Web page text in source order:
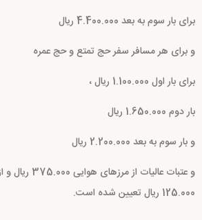
برای بار سوم به بعد 4.400.000 ریال
و برای هر مسافر سفر حج تمتع و حج عمره
برای بار اول 1.100.000 ریال ،
بار دوم 1.650.000 ریال
و بار سوم به بعد 2.200.000 ریال
و عتبات
125.000 ریال تعیین شده است.